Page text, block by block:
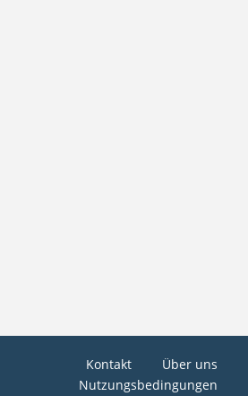
Kontakt Über uns
Nutzungsbedingungen